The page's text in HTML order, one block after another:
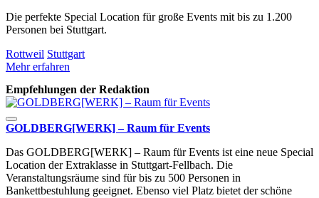
Die perfekte Special Location für große Events mit bis zu 1.200
Personen bei Stuttgart.
Rottweil Stuttgart
Mehr erfahren
Empfehlungen der Redaktion
GOLDBERG[WERK] – Raum für Events
Das GOLDBERG[WERK] – Raum für Events ist eine neue Special
Location der Extraklasse in Stuttgart-Fellbach. Die
Veranstaltungsräume sind für bis zu 500 Personen in
Bankettbestuhlung geeignet. Ebenso viel Platz bietet der schöne